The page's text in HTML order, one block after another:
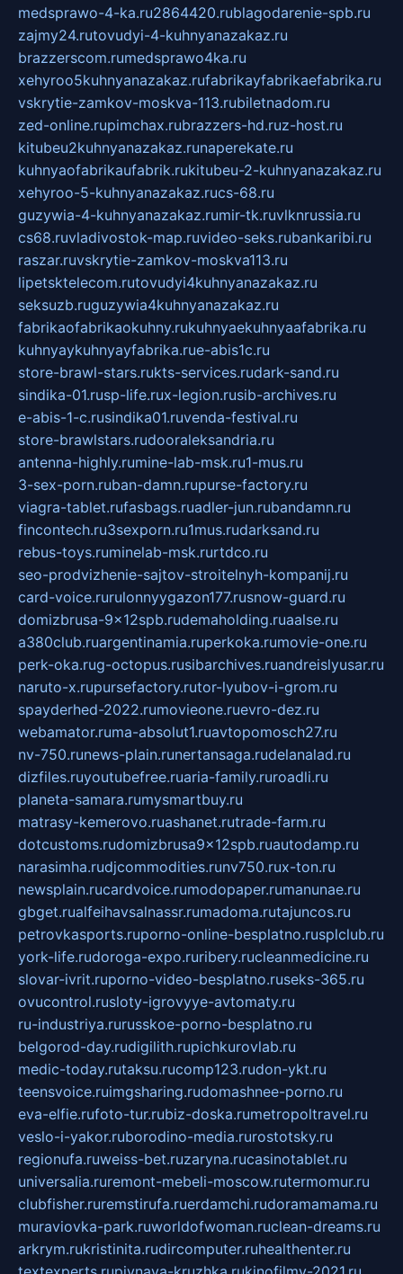
medsprawo-4-ka.ru2864420.rublagodarenie-spb.ru
zajmy24.rutovudyi-4-kuhnyanazakaz.ru
brazzerscom.rumedsprawo4ka.ru
xehyroo5kuhnyanazakaz.rufabrikayfabrikaefabrika.ru
vskrytie-zamkov-moskva-113.rubiletnadom.ru
zed-online.rupimchax.rubrazzers-hd.ruz-host.ru
kitubeu2kuhnyanazakaz.runaperekate.ru
kuhnyaofabrikaufabrik.rukitubeu-2-kuhnyanazakaz.ru
xehyroo-5-kuhnyanazakaz.rucs-68.ru
guzywia-4-kuhnyanazakaz.rumir-tk.ruvlknrussia.ru
cs68.ruvladivostok-map.ruvideo-seks.rubankaribi.ru
raszar.ruvskrytie-zamkov-moskva113.ru
lipetsktelecom.rutovudyi4kuhnyanazakaz.ru
seksuzb.ruguzywia4kuhnyanazakaz.ru
fabrikaofabrikaokuhny.rukuhnyaekuhnyaafabrika.ru
kuhnyaykuhnyayfabrika.rue-abis1c.ru
store-brawl-stars.rukts-services.rudark-sand.ru
sindika-01.rusp-life.rux-legion.rusib-archives.ru
e-abis-1-c.rusindika01.ruvenda-festival.ru
store-brawlstars.rudooraleksandria.ru
antenna-highly.rumine-lab-msk.ru1-mus.ru
3-sex-porn.ruban-damn.rupurse-factory.ru
viagra-tablet.rufasbags.ruadler-jun.rubandamn.ru
fincontech.ru3sexporn.ru1mus.rudarksand.ru
rebus-toys.ruminelab-msk.rurtdco.ru
seo-prodvizhenie-sajtov-stroitelnyh-kompanij.ru
card-voice.rurulonnyygazon177.rusnow-guard.ru
domizbrusa-9x12spb.rudemaholding.ruaalse.ru
a380club.ruargentinamia.ruperkoka.rumovie-one.ru
perk-oka.rug-octopus.rusibarchives.ruandreislyusar.ru
naruto-x.rupursefactory.rutor-lyubov-i-grom.ru
spayderhed-2022.rumovieone.ruevro-dez.ru
webamator.ruma-absolut1.ruavtopomosch27.ru
nv-750.runews-plain.runertansaga.rudelanalad.ru
dizfiles.ruyoutubefree.ruaria-family.ruroadli.ru
planeta-samara.rumysmartbuy.ru
matrasy-kemerovo.ruashanet.rutrade-farm.ru
dotcustoms.rudomizbrusa9x12spb.ruautodamp.ru
narasimha.rudjcommodities.runv750.rux-ton.ru
newsplain.rucardvoice.rumodopaper.rumanunae.ru
gbget.rualfeihavsalnassr.rumadoma.rutajuncos.ru
petrovkasports.ruporno-online-besplatno.rusplclub.ru
york-life.rudoroga-expo.ruribery.rucleanmedicine.ru
slovar-ivrit.ruporno-video-besplatno.ruseks-365.ru
ovucontrol.rusloty-igrovyye-avtomaty.ru
ru-industriya.rurusskoe-porno-besplatno.ru
belgorod-day.rudigilith.rupichkurovlab.ru
medic-today.rutaksu.rucomp123.rudon-ykt.ru
teensvoice.ruimgsharing.rudomashnee-porno.ru
eva-elfie.rufoto-tur.rubiz-doska.rumetropoltravel.ru
veslo-i-yakor.ruborodino-media.rurostotsky.ru
regionufa.ruweiss-bet.ruzaryna.rucasinotablet.ru
universalia.ruremont-mebeli-moscow.rutermomur.ru
clubfisher.ruremstirufa.ruerdamchi.rudoramamama.ru
muraviovka-park.ruworldofwoman.ruclean-dreams.ru
arkrym.rukristinita.rudircomputer.ruhealthenter.ru